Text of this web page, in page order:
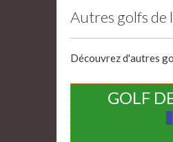
Autres golfs de
Découvrez d'autres
GOLF